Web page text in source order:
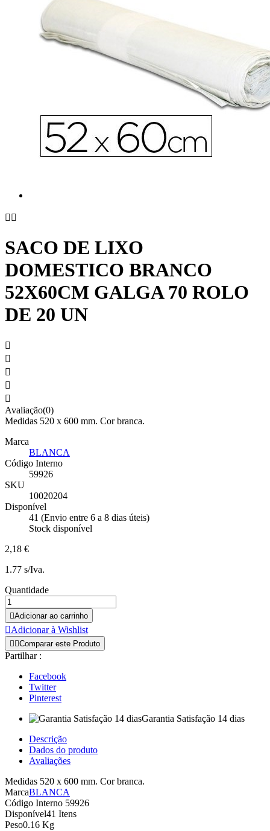
 
SACO DE LIXO
DOMESTICO BRANCO
52X60CM GALGA 70 ROLO
DE 20 UN





Avaliação(0)
Medidas 520 x 600 mm. Cor branca.
Marca
BLANCA
Código Interno
59926
SKU
10020204
Disponível
41 (Envio entre 6 a 8 dias úteis)
Stock disponível
2,18 €
1.77 s/Iva.
Quantidade
Adicionar ao carrinho
Adicionar à Wishlist
 Comparar este Produto
Partilhar :
Facebook
Twitter
Pinterest
Garantia Satisfação 14 dias
Descrição
Dados do produto
Avaliações
Medidas 520 x 600 mm. Cor branca.
MarcaBLANCA
Código Interno 59926
Disponível41 Itens
Peso0.16 Kg